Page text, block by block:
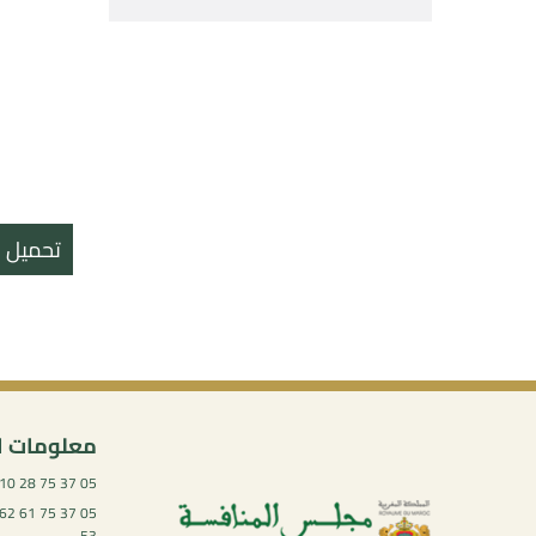
تحميل
معلومات
05 37 75 28 10